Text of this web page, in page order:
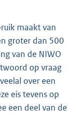
maakt van
groter dan 500
van de NIWO
op vraag
over een
eis tevens op
een deel van de